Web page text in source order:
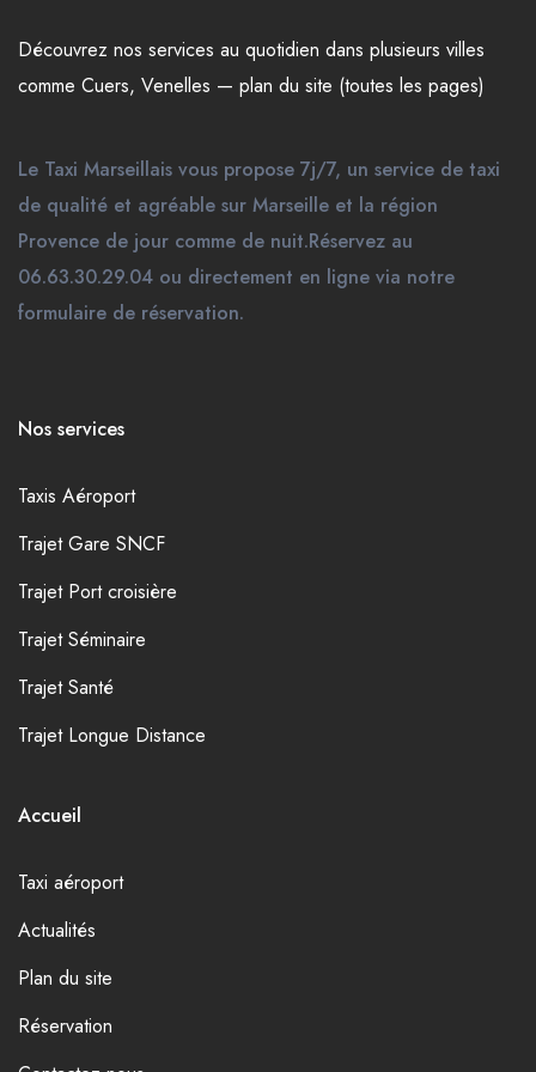
Découvrez nos services au quotidien dans plusieurs villes
comme Cuers, Venelles — plan du site (toutes les pages)
Le Taxi Marseillais vous propose 7j/7, un service de taxi
de qualité et agréable sur Marseille et la région
Provence de jour comme de nuit.Réservez au
06.63.30.29.04 ou directement en ligne via notre
formulaire de réservation.
Nos services
Taxis Aéroport
Trajet Gare SNCF
Trajet Port croisière
Trajet Séminaire
Trajet Santé
Trajet Longue Distance
Accueil
Taxi aéroport
Actualités
Plan du site
Réservation